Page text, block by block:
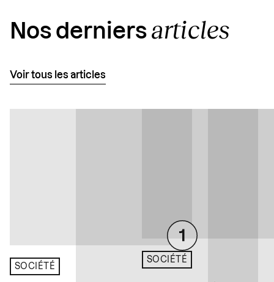
Nos derniers articles
Voir tous les articles
SOCIÉTÉ
SOCIÉTÉ